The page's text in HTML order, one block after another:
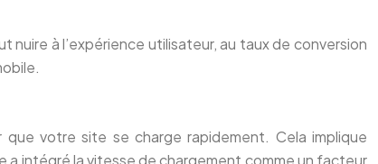
à l’expérience utilisateur, au taux de conversion
votre site se charge rapidement. Cela implique
a intégré la vitesse de chargement comme un facteur